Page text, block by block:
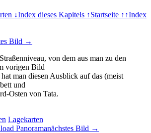
↓Index dieses Kapitels ↑Startseite ↑↑Index
Bild →
von dem aus man zu den
vorigen Bild
man diesen Ausblick auf das (meist
und
Osten von Tata.
Lagekarten
Panoramanächstes Bild →